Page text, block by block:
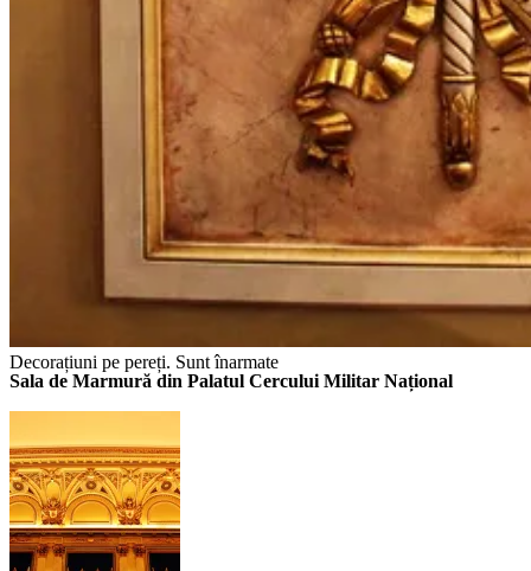
Decorațiuni pe pereți. Sunt înarmate
Sala de Marmură din Palatul Cercului Militar Național